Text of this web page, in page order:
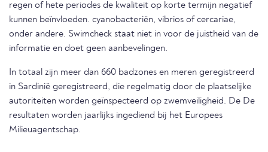
regen of hete periodes de kwaliteit op korte termijn negatief
kunnen beïnvloeden. cyanobacteriën, vibrios of cercariae,
onder andere. Swimcheck staat niet in voor de juistheid van de
informatie en doet geen aanbevelingen.
In totaal zijn meer dan 660 badzones en meren geregistreerd
in Sardinië geregistreerd, die regelmatig door de plaatselijke
autoriteiten worden geïnspecteerd op zwemveiligheid. De De
resultaten worden jaarlijks ingediend bij het Europees
Milieuagentschap.